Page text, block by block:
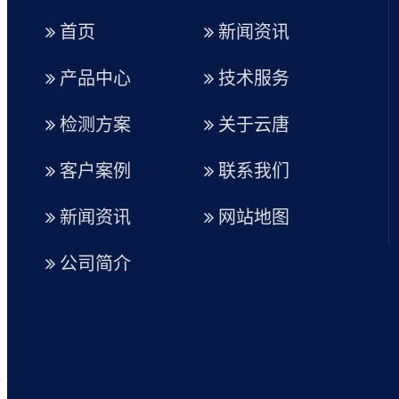
首页
产品中心
检测方案
客户案例
新闻资讯
公司简介
新闻资讯
技术服务
关于云唐
联系我们
网站地图